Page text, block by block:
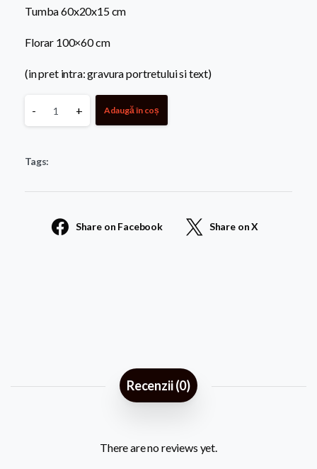
Tumba 60x20x15 cm
Florar 100×60 cm
(in pret intra: gravura portretului si text)
Monument
63
- + Adaugă în coș
Tags:
Share on Facebook Share on X
Recenzii (0)
There are no reviews yet.